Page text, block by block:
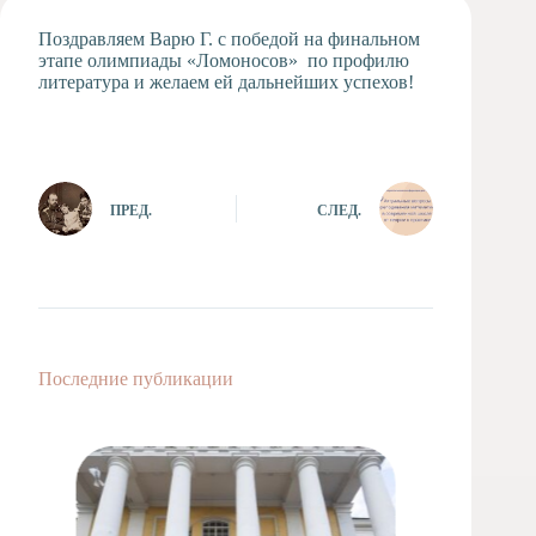
студия
Музыкальное
служба
Поздравляем Варю Г. с победой на финальном
этапе олимпиады «Ломоносов» по профилю
литература и желаем ей дальнейших успехов!
ПРЕД. СЛЕД.
Последние публикации